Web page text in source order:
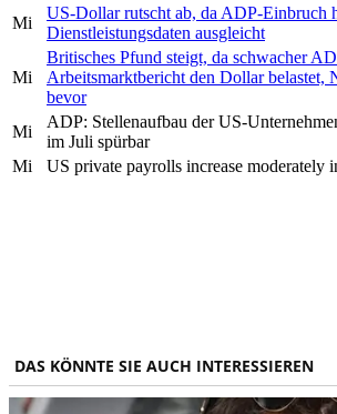
Mi
US-Dollar rutscht ab, da ADP-Einbruch
Dienstleistungsdaten ausgleicht
Mi
Britisches Pfund steigt, da schwacher
Arbeitsmarktbericht den Dollar belastet,
bevor
Mi
ADP: Stellenaufbau der US-
im Juli spürbar
Mi
US private payrolls increase moderately